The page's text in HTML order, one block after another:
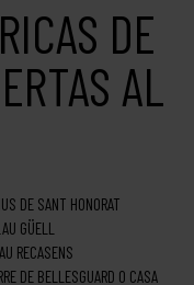
DE
AL
DE SANT HONORAT
GÜELL
RECASENS
DE BELLESGUARD O CASA